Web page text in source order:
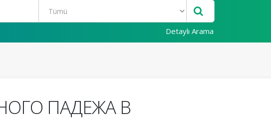
Detaylı Arama
ПАДЕЖА В